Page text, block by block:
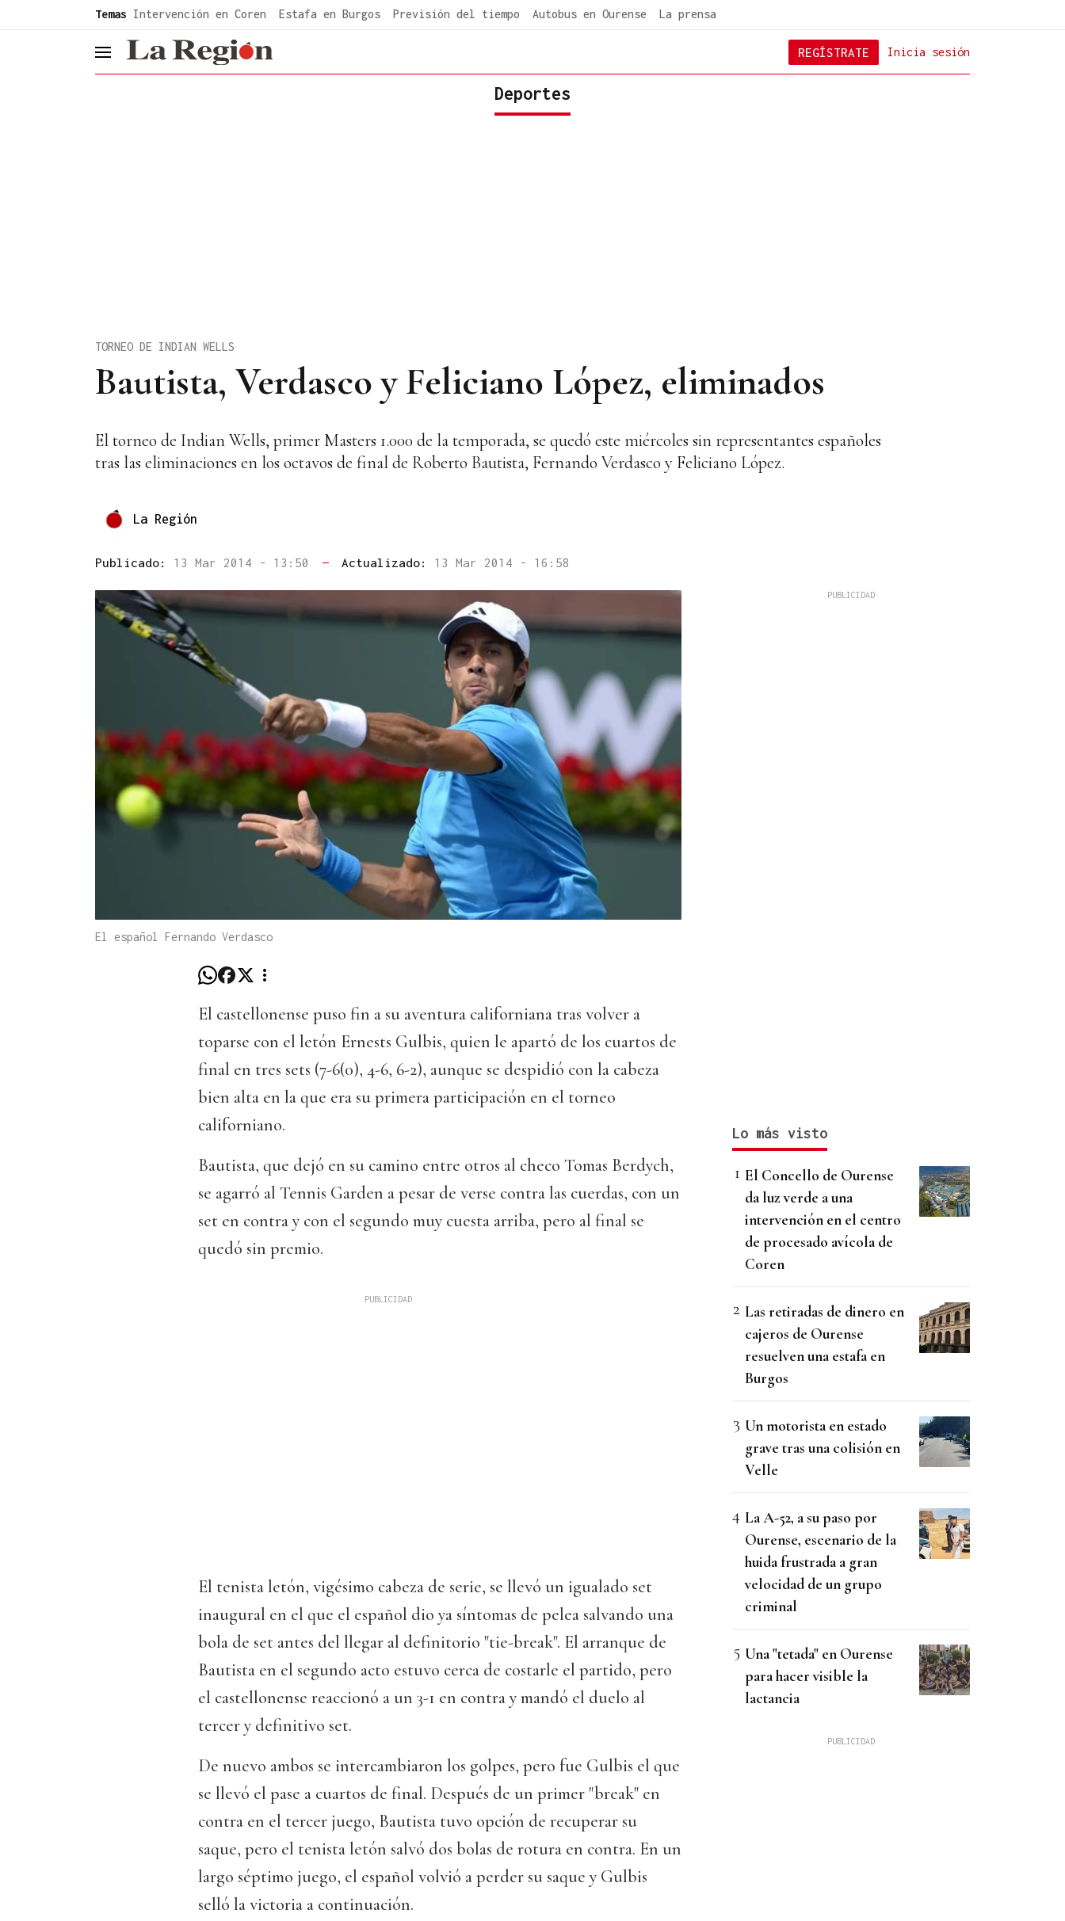
Temas Intervención en Coren Estafa en Burgos Previsión del tiempo Autobus en Ourense La prensa
header.menu.open Inicia sesión
REGÍSTRATE
Deportes
Bautista, Verdasco y Feliciano López, eliminados
TORNEO DE INDIAN WELLS
El torneo de Indian Wells, primer Masters 1.000 de la temporada, se quedó este miércoles sin representantes españoles
tras las eliminaciones en los octavos de final de Roberto Bautista, Fernando Verdasco y Feliciano López.
La Región
Publicado: 13 Mar 2014 - 13:50 — Actualizado: 13 Mar 2014 - 16:58
El español Fernando Verdasco
El castellonense puso fin a su aventura californiana tras volver a
toparse con el letón Ernests Gulbis, quien le apartó de los cuartos de
final en tres sets (7-6(0), 4-6, 6-2), aunque se despidió con la cabeza
bien alta en la que era su primera participación en el torneo
californiano.
Bautista, que dejó en su camino entre otros al checo Tomas Berdych,
se agarró al Tennis Garden a pesar de verse contra las cuerdas, con un
set en contra y con el segundo muy cuesta arriba, pero al final se
quedó sin premio.
El tenista letón, vigésimo cabeza de serie, se llevó un igualado set
inaugural en el que el español dio ya síntomas de pelea salvando una
bola de set antes del llegar al definitorio "tie-break". El arranque de
Bautista en el segundo acto estuvo cerca de costarle el partido, pero
el castellonense reaccionó a un 3-1 en contra y mandó el duelo al
tercer y definitivo set.
De nuevo ambos se intercambiaron los golpes, pero fue Gulbis el que
se llevó el pase a cuartos de final. Después de un primer "break" en
contra en el tercer juego, Bautista tuvo opción de recuperar su
saque, pero el tenista letón salvó dos bolas de rotura en contra. En un
largo séptimo juego, el español volvió a perder su saque y Gulbis
selló la victoria a continuación.
Lo más visto
El Concello de Ourense
da luz verde a una
intervención en el centro
de procesado avícola de
Coren
Las retiradas de dinero en
cajeros de Ourense
resuelven una estafa en
Burgos
Un motorista en estado
grave tras una colisión en
Velle
La A-52, a su paso por
Ourense, escenario de la
huida frustrada a gran
velocidad de un grupo
criminal
Una "tetada" en Ourense
para hacer visible la
lactancia